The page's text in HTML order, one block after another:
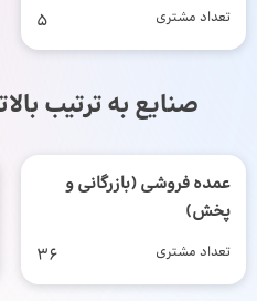
تعداد مشتری 5
صنایع به ترتیب
عمده فروشی (بازرگانی و
پخش)
تعداد مشتری 36